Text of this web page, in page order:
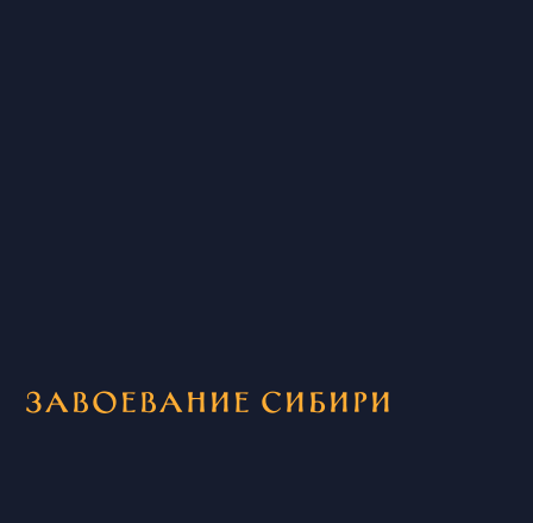
Завоевание Сибири